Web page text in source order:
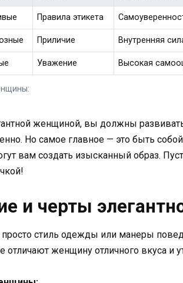
Правила этикета
Приличие Внутренняя
Уважение Высокая
женщиной, вы должны
Но самое главное — это быть
вам создать изысканный образ.
и черты
просто стиль одежды или манеры
отличают женщину отличного вкуса и